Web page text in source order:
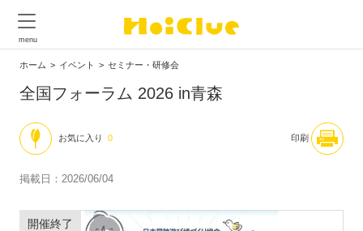
ホーム イベント セミナー・研修会
全国フォーラム 2026 in青森
お気に入り 0 印刷
掲載日：2026/06/04
開催終了